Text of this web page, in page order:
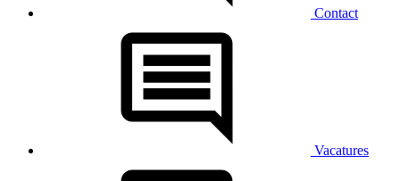
Contact
Vacatures